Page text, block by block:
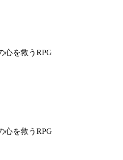
心を救うRPG
心を救うRPG